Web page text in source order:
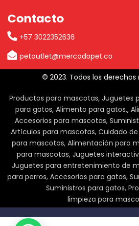
Contacto
+57 3022352636
petoutlet@mercadopet.co
© 2023. Todos los derechos
Productos para mascotas, Juguetes
para gatos, Alimento para gatos,,
Accesorios para mascotas,
Artículos para mascotas, Cuidado
para mascotas, Alimentación para
para mascotas, Juguetes
Juguetes para entretenimiento de
para perros, Accesorios para gatos,
Suministros para gatos,
limpieza para